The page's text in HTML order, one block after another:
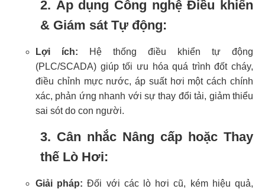
2. Áp dụng Công nghệ Điều khiển
& Giám sát Tự động:
Lợi ích: Hệ thống điều khiển tự động
(PLC/SCADA) giúp tối ưu hóa quá trình đốt cháy,
điều chỉnh mực nước, áp suất hơi một cách chính
xác, phản ứng nhanh với sự thay đổi tải, giảm thiểu
sai sót do con người.
3. Cân nhắc Nâng cấp hoặc Thay
thế Lò Hơi:
Giải pháp: Đối với các lò hơi cũ, kém hiệu quả,